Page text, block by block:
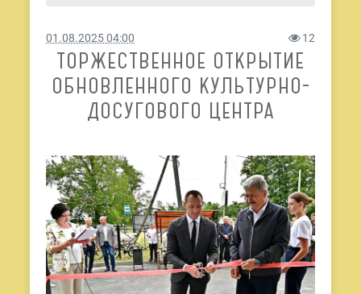
01.08.2025 04:00 12
ТОРЖЕСТВЕННОЕ ОТКРЫТИЕ
ОБНОВЛЕННОГО КУЛЬТУРНО-
ДОСУГОВОГО ЦЕНТРА